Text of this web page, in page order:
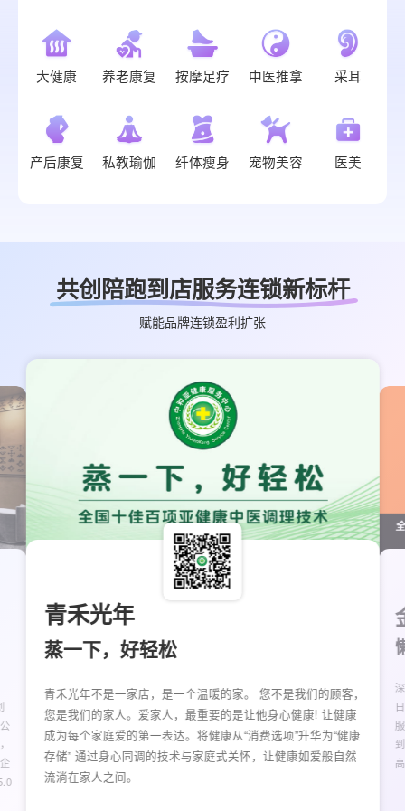
大健康 养老康复 按摩足疗 中医推拿 采耳
产后康复 私教瑜伽 纤体瘦身 宠物美容 医美
共创陪跑到店服务连锁新标杆
赋能品牌连锁盈利扩张
青禾光年
蒸一下，好轻松
青禾光年不是一家店，是一个温暖的家。 您不是我们的顾客，
您是我们的家人。爱家人，最重要的是让他身心健康! 让健康
成为每个家庭爱的第一表达。将健康从“消费选项”升华为“健康
存储” 通过身心同调的技术与家庭式关怀，让健康如爱般自然
流淌在家人之间。